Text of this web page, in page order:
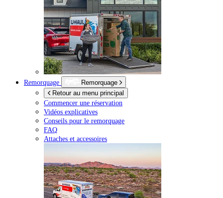
Remorquage
Remorquage
Retour au menu principal
Commencer une réservation
Vidéos explicatives
Conseils pour le remorquage
FAQ
Attaches et accessoires